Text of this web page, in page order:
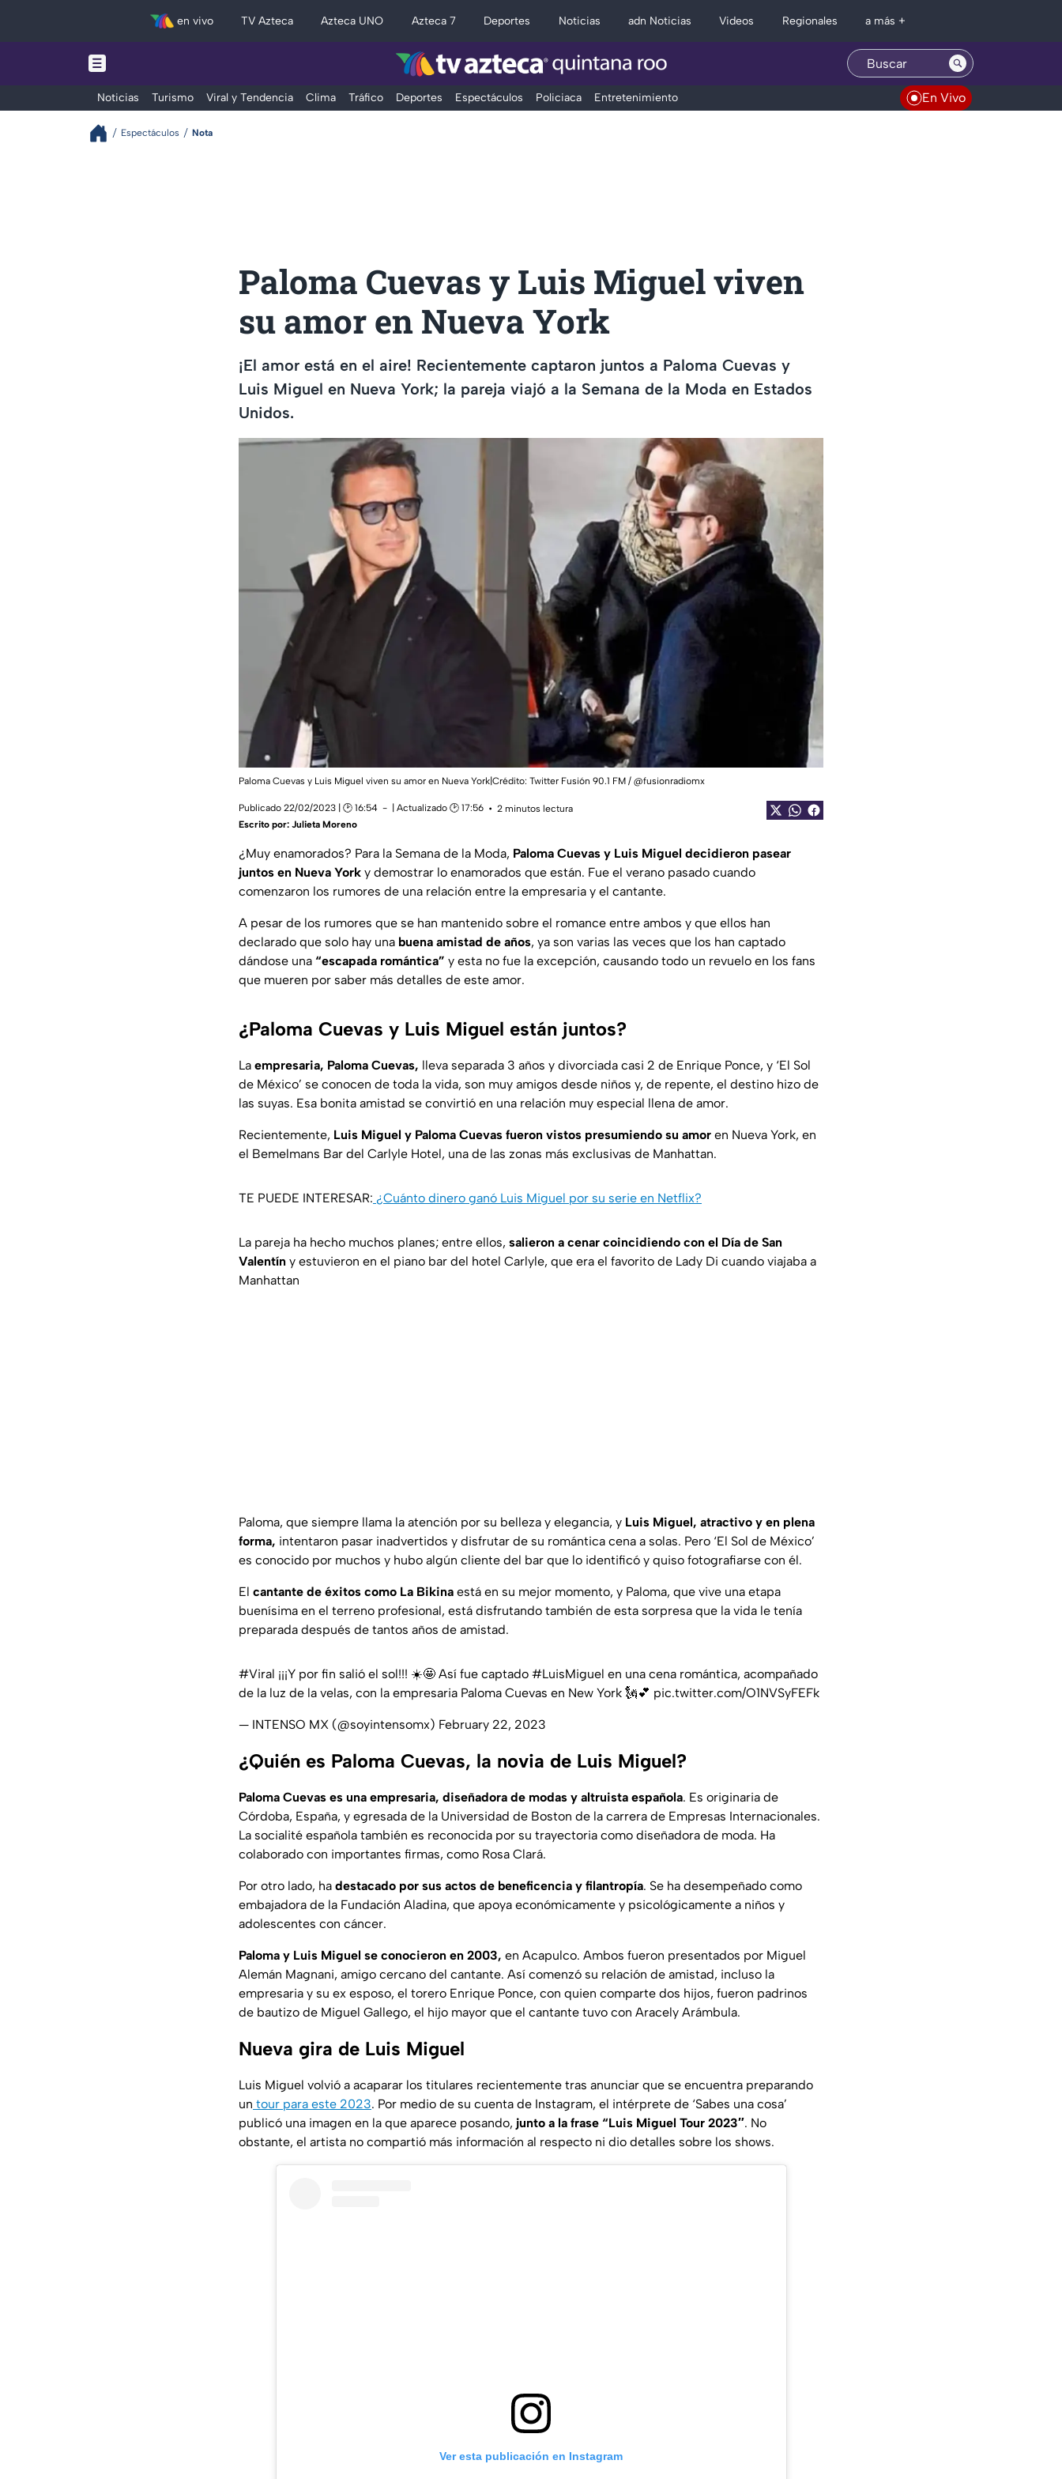
en vivo TV Azteca Azteca UNO Azteca 7 Deportes Noticias adn Noticias Videos Regionales a más +
Noticias Turismo Viral y Tendencia Clima Tráfico Deportes Espectáculos Policiaca Entretenimiento En Vivo
Espectáculos Nota
Paloma Cuevas y Luis Miguel viven
su amor en Nueva York
¡El amor está en el aire! Recientemente captaron juntos a Paloma Cuevas y
Luis Miguel en Nueva York; la pareja viajó a la Semana de la Moda en Estados
Unidos.
Paloma Cuevas y Luis Miguel viven su amor en Nueva York|Crédito: Twitter Fusión 90.1 FM / @fusionradiomx
Publicado 22/02/2023 | 🕑 16:54 | Actualizado 🕑 17:56
2 minutos lectura
Escrito por: Julieta Moreno
¿Muy enamorados? Para la Semana de la Moda, Paloma Cuevas y Luis Miguel decidieron pasear
juntos en Nueva York y demostrar lo enamorados que están. Fue el verano pasado cuando
comenzaron los rumores de una relación entre la empresaria y el cantante.
A pesar de los rumores que se han mantenido sobre el romance entre ambos y que ellos han
declarado que solo hay una buena amistad de años, ya son varias las veces que los han captado
dándose una “escapada romántica” y esta no fue la excepción, causando todo un revuelo en los fans
que mueren por saber más detalles de este amor.
¿Paloma Cuevas y Luis Miguel están juntos?
La empresaria, Paloma Cuevas, lleva separada 3 años y divorciada casi 2 de Enrique Ponce, y ‘El Sol
de México’ se conocen de toda la vida, son muy amigos desde niños y, de repente, el destino hizo de
las suyas. Esa bonita amistad se convirtió en una relación muy especial llena de amor.
Recientemente, Luis Miguel y Paloma Cuevas fueron vistos presumiendo su amor en Nueva York, en
el Bemelmans Bar del Carlyle Hotel, una de las zonas más exclusivas de Manhattan.
TE PUEDE INTERESAR: ¿Cuánto dinero ganó Luis Miguel por su serie en Netflix?
La pareja ha hecho muchos planes; entre ellos, salieron a cenar coincidiendo con el Día de San
Valentín y estuvieron en el piano bar del hotel Carlyle, que era el favorito de Lady Di cuando viajaba a
Manhattan
Paloma, que siempre llama la atención por su belleza y elegancia, y Luis Miguel, atractivo y en plena
forma, intentaron pasar inadvertidos y disfrutar de su romántica cena a solas. Pero ‘El Sol de México’
es conocido por muchos y hubo algún cliente del bar que lo identificó y quiso fotografiarse con él.
El cantante de éxitos como La Bikina está en su mejor momento, y Paloma, que vive una etapa
buenísima en el terreno profesional, está disfrutando también de esta sorpresa que la vida le tenía
preparada después de tantos años de amistad.
#Viral ¡¡¡Y por fin salió el sol!!! ☀️🤩 Así fue captado #LuisMiguel en una cena romántica, acompañado
de la luz de la velas, con la empresaria Paloma Cuevas en New York 🗽💕 pic.twitter.com/O1NVSyFEFk
— INTENSO MX (@soyintensomx) February 22, 2023
¿Quién es Paloma Cuevas, la novia de Luis Miguel?
Paloma Cuevas es una empresaria, diseñadora de modas y altruista española. Es originaria de
Córdoba, España, y egresada de la Universidad de Boston de la carrera de Empresas Internacionales.
La socialité española también es reconocida por su trayectoria como diseñadora de moda. Ha
colaborado con importantes firmas, como Rosa Clará.
Por otro lado, ha destacado por sus actos de beneficencia y filantropía. Se ha desempeñado como
embajadora de la Fundación Aladina, que apoya económicamente y psicológicamente a niños y
adolescentes con cáncer.
Paloma y Luis Miguel se conocieron en 2003, en Acapulco. Ambos fueron presentados por Miguel
Alemán Magnani, amigo cercano del cantante. Así comenzó su relación de amistad, incluso la
empresaria y su ex esposo, el torero Enrique Ponce, con quien comparte dos hijos, fueron padrinos
de bautizo de Miguel Gallego, el hijo mayor que el cantante tuvo con Aracely Arámbula.
Nueva gira de Luis Miguel
Luis Miguel volvió a acaparar los titulares recientemente tras anunciar que se encuentra preparando
un tour para este 2023. Por medio de su cuenta de Instagram, el intérprete de ‘Sabes una cosa’
publicó una imagen en la que aparece posando, junto a la frase “Luis Miguel Tour 2023″. No
obstante, el artista no compartió más información al respecto ni dio detalles sobre los shows.
Ver esta publicación en Instagram